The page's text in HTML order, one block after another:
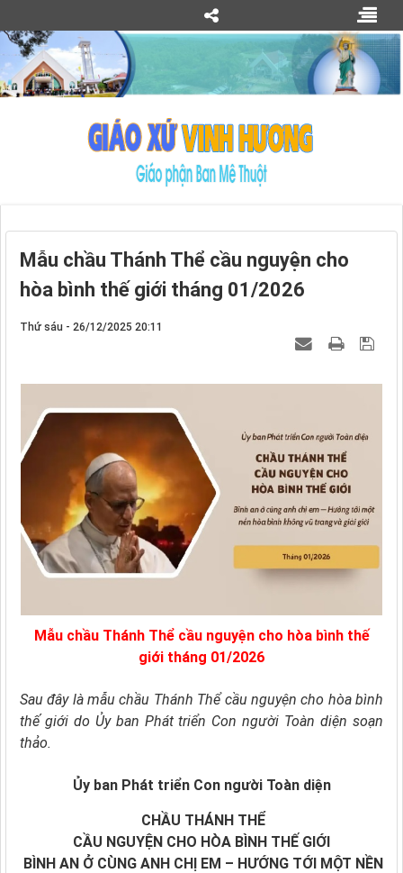
Mẫu chầu Thánh Thể cầu nguyện cho
hòa bình thế giới tháng 01/2026
Thứ sáu - 26/12/2025 20:11
Mẫu chầu Thánh Thể cầu nguyện cho hòa bình thế
giới tháng 01/2026
Sau đây là mẫu chầu Thánh Thể cầu nguyện cho hòa bình
thế giới do Ủy ban Phát triển Con người Toàn diện soạn
thảo.
Ủy ban Phát triển Con người Toàn diện
CHẦU THÁNH THỂ
CẦU NGUYỆN CHO HÒA BÌNH THẾ GIỚI
BÌNH AN Ở CÙNG ANH CHỊ EM – HƯỚNG TỚI MỘT NỀN